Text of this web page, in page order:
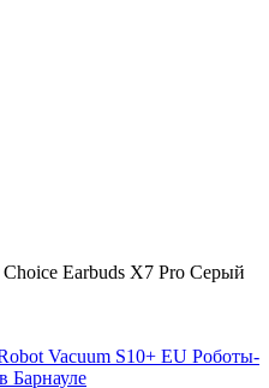
Earbuds X7 Pro Серый